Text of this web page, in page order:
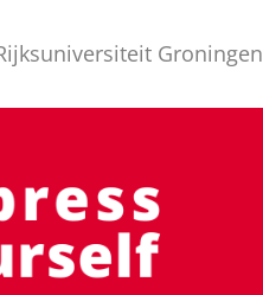
Groningen